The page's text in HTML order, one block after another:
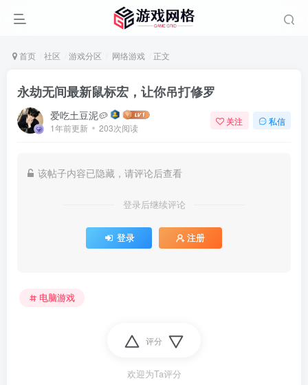
首页 社区 游戏分区 网络游戏 正文
永劫无间最新鼠标宏，让你吊打修罗
爱吃土豆泥🥔
1年前更新 203次阅读
关注 私信
该帖子内容已隐藏，请评论后查看
登录后继续评论
登录 注册
电脑游戏
评分
欢迎为Ta评分